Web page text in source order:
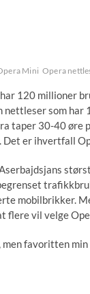
Mini Opera
120 millioner
som
taper 30-40
er ihvertfall
mobilbrikker.
flere vil velge
favoritten